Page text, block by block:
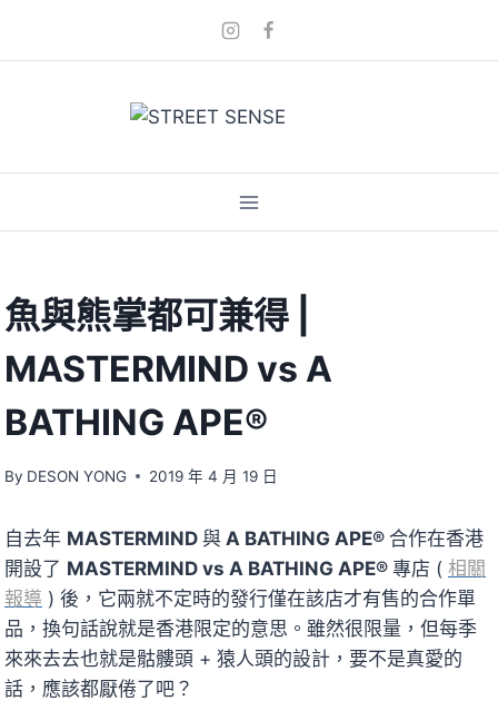
魚與熊掌都可兼得 |
MASTERMIND vs A
BATHING APE®
By DESON YONG 2019 年 4 月 19 日
自去年 MASTERMIND 與 A BATHING APE® 合作在香港
開設了 MASTERMIND vs A BATHING APE® 專店 ( 相關
報導 ) 後，它兩就不定時的發行僅在該店才有售的合作單
品，換句話說就是香港限定的意思。雖然很限量，但每季
來來去去也就是骷髏頭 + 猿人頭的設計，要不是真愛的
話，應該都厭倦了吧？